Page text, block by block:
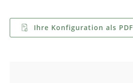
Ihre Konfiguration als PDF